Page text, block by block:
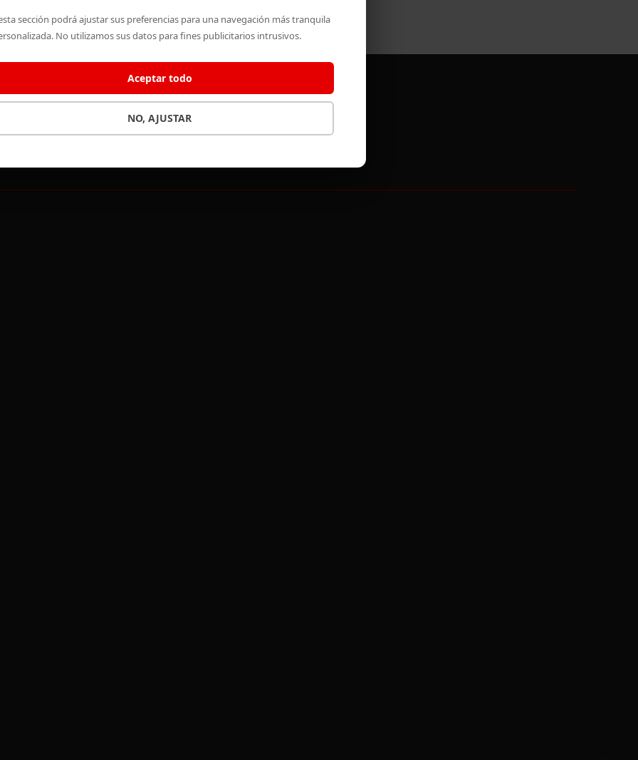
sección podrá ajustar sus preferencias para una navegación más tranquila
No utilizamos sus datos para fines publicitarios intrusivos.
Aceptar todo
NO, AJUSTAR